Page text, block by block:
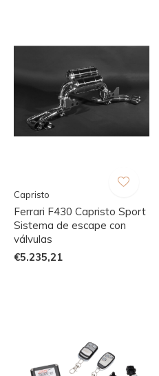
Capristo
Ferrari F430 Capristo Sport
Sistema de escape con
válvulas
€5.235,21